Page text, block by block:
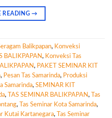
READING→
Balikpapan, Konveksi
BALIKPAPAN, Konveksi Tas
, PAKET SEMINAR KIT
, Pesan Tas Samarinda, Produksi
Samarinda, SEMINAR KIT
, TAS SEMINAR BALIKPAPAN,
Tas
, Tas Seminar Kota Samarinda,
Kutai Kartanegara,
Tas Seminar